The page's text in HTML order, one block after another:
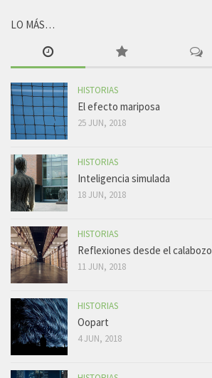
LO MÁS…
HISTORIAS
El efecto mariposa
25 JUN, 2018
HISTORIAS
Inteligencia simulada
18 JUN, 2018
HISTORIAS
Reflexiones desde el calabozo
11 JUN, 2018
HISTORIAS
Oopart
4 JUN, 2018